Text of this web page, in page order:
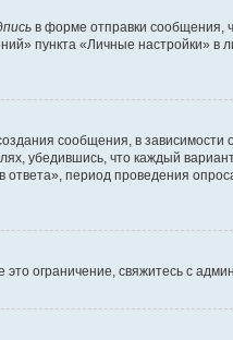
в форме отправки сообщения,
пункта «Личные настройки» в
сообщения, в зависимости
убедившись, что каждый
период проведения
ограничение, свяжитесь с